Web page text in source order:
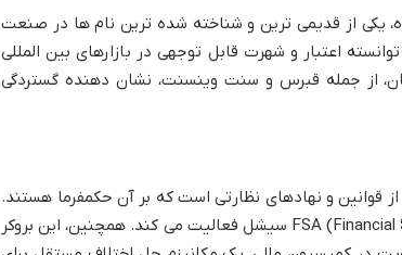
سال 1998 در روسیه آغاز کرده، یکی از قدیمی ترین و شناخته شده ترین نام ها در صنعت
اعتبار و شهرت قابل توجهی در بازارهای بین المللی
از جمله قبرس و سنت وینسنت، نشان دهنده گستردگی
قوانین و نهادهای نظارتی است که بر آن حکمفرما هستند.
آلپاری تحت نظارت سازمان رگولاتوری FSA (Financial Services Authority) سیشل فعالیت می کند. همچنین، این بروکر